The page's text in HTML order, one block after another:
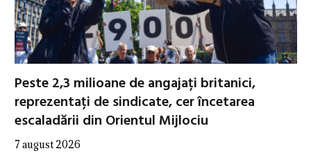
Peste 2,3 milioane de angajați britanici,
reprezentați de sindicate, cer încetarea
escaladării din Orientul Mijlociu
7 august 2026